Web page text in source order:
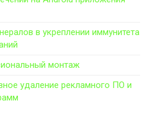
в укреплении иммунитета
монтаж
удаление рекламного ПО и